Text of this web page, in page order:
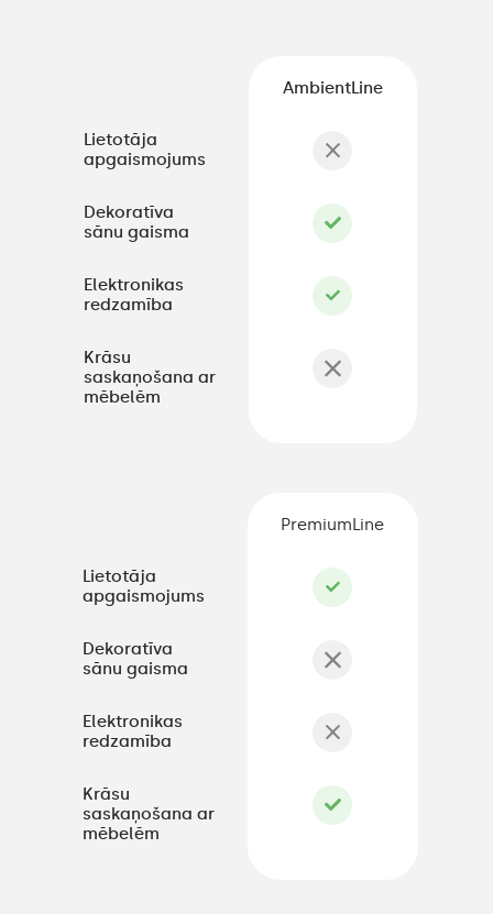
Lietotāja
apgaismojums
Dekoratīva
sānu gaisma
Elektronikas
redzamība
Krāsu
saskaņošana ar
mēbelēm
AmbientLine
Lietotāja
apgaismojums
Dekoratīva
sānu gaisma
Elektronikas
redzamība
Krāsu
saskaņošana ar
mēbelēm
PremiumLine